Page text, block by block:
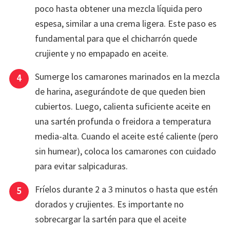
poco hasta obtener una mezcla líquida pero
espesa, similar a una crema ligera. Este paso es
fundamental para que el chicharrón quede
crujiente y no empapado en aceite.
Sumerge los camarones marinados en la mezcla
de harina, asegurándote de que queden bien
cubiertos. Luego, calienta suficiente aceite en
una sartén profunda o freidora a temperatura
media-alta. Cuando el aceite esté caliente (pero
sin humear), coloca los camarones con cuidado
para evitar salpicaduras.
Fríelos durante 2 a 3 minutos o hasta que estén
dorados y crujientes. Es importante no
sobrecargar la sartén para que el aceite